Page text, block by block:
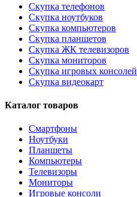
Скупка телефонов
Скупка ноутбуков
Скупка компьютеров
Скупка планшетов
Скупка ЖК телевизоров
Скупка мониторов
Скупка игровых консолей
Скупка видеокарт
Каталог товаров
Смартфоны
Ноутбуки
Планшеты
Компьютеры
Телевизоры
Мониторы
Игровые консоли